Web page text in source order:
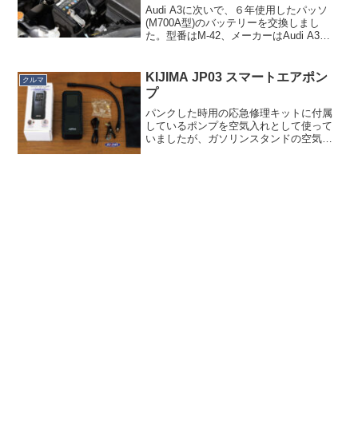
Audi A3に次いで、６年使用したパッソ
(M700A型)のバッテリーを交換しまし
た。型番はM-42、メーカーはAudi A3と
７千円の安さとなれば、寿命限界ギ...
クルマ
KIJIMA JP03 スマートエアポン
プ
パンクした時用の応急修理キットに付属
しているポンプを空気入れとして使って
いましたが、ガソリンスタンドの空気入